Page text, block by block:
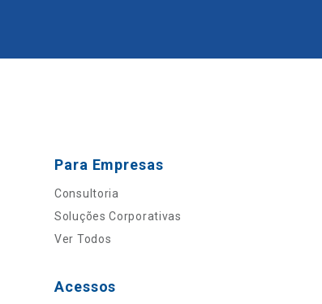
Para Empresas
Consultoria
Soluções Corporativas
Ver Todos
Acessos